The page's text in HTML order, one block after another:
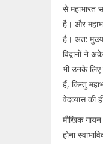
से महाभारत
है। और
है। अत:
विद्वानों ने
भी उनके लिए
हैं, किन्तु
वेदव्यास की
मौखिक
होना